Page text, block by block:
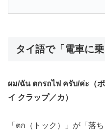
タイ語で「電車に乗
ผม/ฉัน ตกรถไฟ ครับ/ค่ะ（ポ
イ クラップ／カ）
「ตก（トック）」が「落